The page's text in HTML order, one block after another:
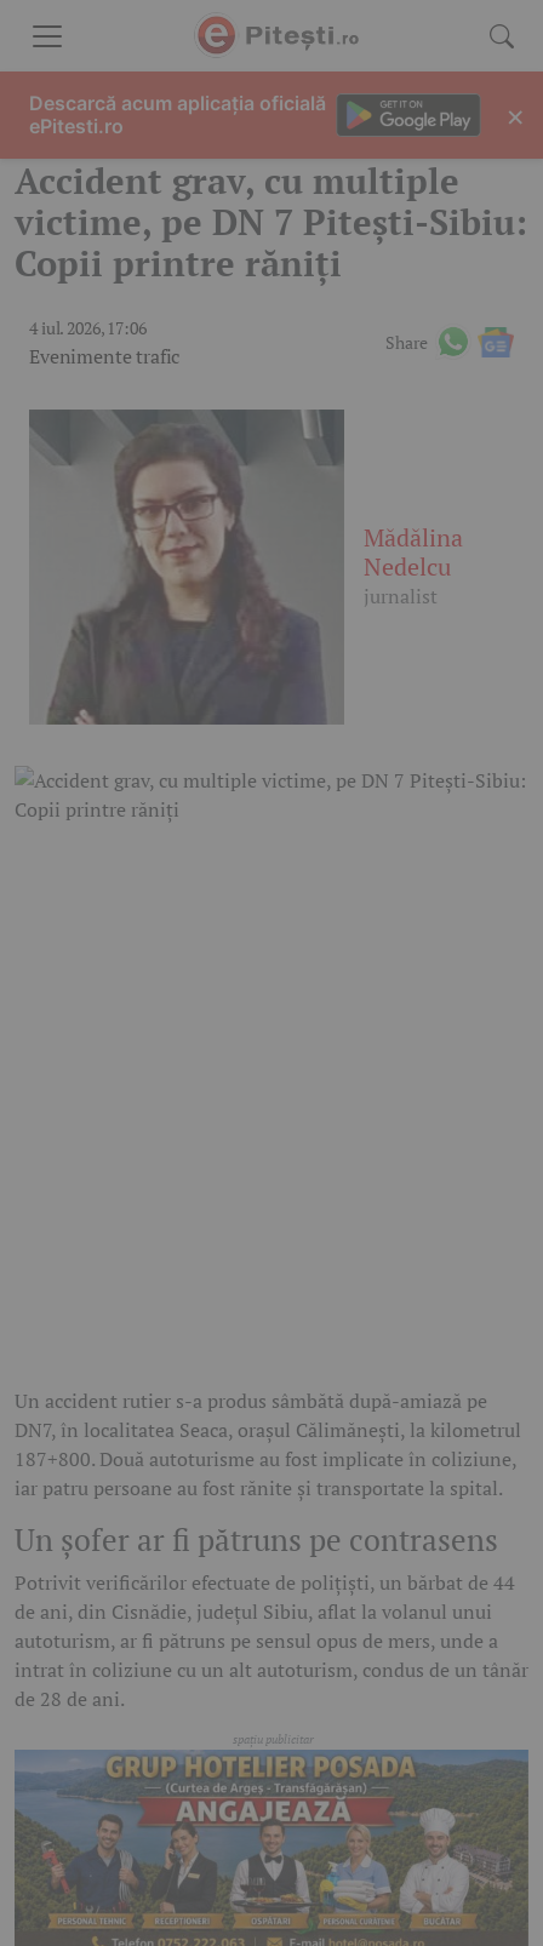
Accident grav, cu multiple
victime, pe DN 7 Pitești-Sibiu:
Copii printre răniți
4 iul. 2026, 17:06
Evenimente trafic
Share
Mădălina
Nedelcu
jurnalist
Un accident rutier s-a produs sâmbătă după-amiază pe
DN7, în localitatea Seaca, orașul Călimănești, la kilometrul
187+800. Două autoturisme au fost implicate în coliziune,
iar patru persoane au fost rănite și transportate la spital.
Un șofer ar fi pătruns pe contrasens
Potrivit verificărilor efectuate de polițiști, un bărbat de 44
de ani, din Cisnădie, județul Sibiu, aflat la volanul unui
autoturism, ar fi pătruns pe sensul opus de mers, unde a
intrat în coliziune cu un alt autoturism, condus de un tânăr
de 28 de ani.
Descarcă acum aplicația oficială
ePitesti.ro
×